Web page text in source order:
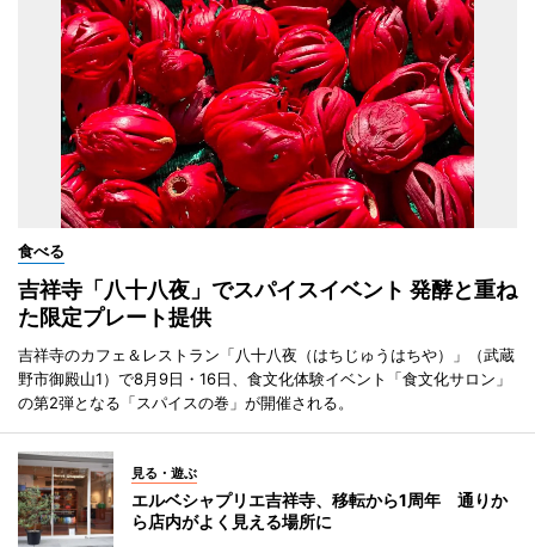
食べる
吉祥寺「八十八夜」でスパイスイベント 発酵と重ね
た限定プレート提供
吉祥寺のカフェ＆レストラン「八十八夜（はちじゅうはちや）」（武蔵
野市御殿山1）で8月9日・16日、食文化体験イベント「食文化サロン」
の第2弾となる「スパイスの巻」が開催される。
見る・遊ぶ
エルベシャプリエ吉祥寺、移転から1周年 通りか
ら店内がよく見える場所に